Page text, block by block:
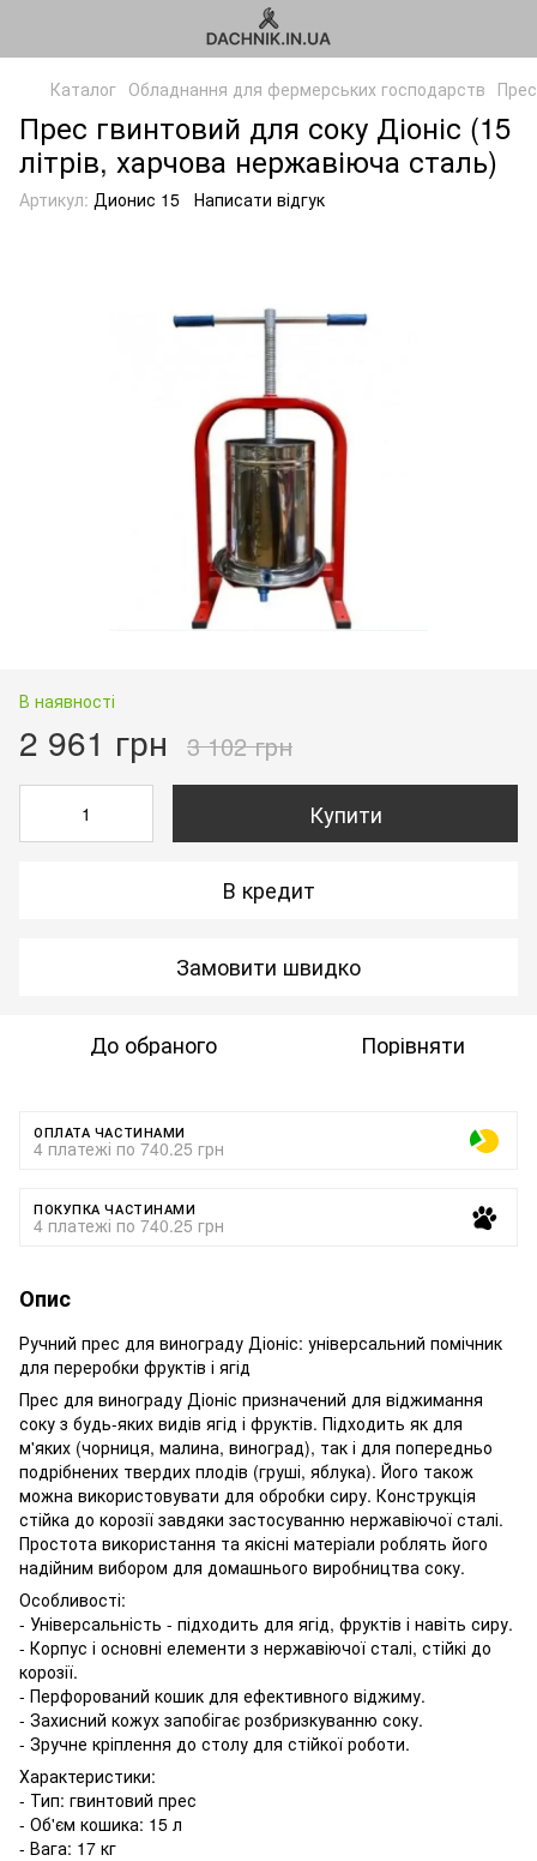
Каталог Обладнання для фермерських господарств
Прес гвинтовий для соку Діоніс (15
літрів, харчова нержавіюча сталь)
Артикул: Дионис 15 Написати відгук
В наявності
2 961 грн 3 102 грн
Купити
В кредит
Замовити швидко
До обраного Порівняти
ОПЛАТА ЧАСТИНАМИ
4 платежі по 740.25 грн
ПОКУПКА ЧАСТИНАМИ
4 платежі по 740.25 грн
Опис
Ручний прес для винограду Діоніс: універсальний помічник
для переробки фруктів і ягід
Прес для винограду Діоніс призначений для віджимання
соку з будь-яких видів ягід і фруктів. Підходить як для
м'яких (чорниця, малина, виноград), так і для попередньо
подрібнених твердих плодів (груші, яблука). Його також
можна використовувати для обробки сиру. Конструкція
стійка до корозії завдяки застосуванню нержавіючої сталі.
Простота використання та якісні матеріали роблять його
надійним вибором для домашнього виробництва соку.
Особливості:
- Універсальність - підходить для ягід, фруктів і навіть сиру.
- Корпус і основні елементи з нержавіючої сталі, стійкі до
корозії.
- Перфорований кошик для ефективного віджиму.
- Захисний кожух запобігає розбризкуванню соку.
- Зручне кріплення до столу для стійкої роботи.
Характеристики:
- Тип: гвинтовий прес
- Об'єм кошика: 15 л
- Вага: 17 кг